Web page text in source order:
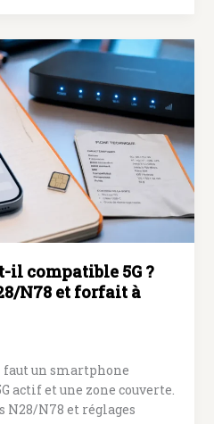
il compatible 5G ?
N78 et forfait à
faut un smartphone
actif et une zone couverte.
N28/N78 et réglages